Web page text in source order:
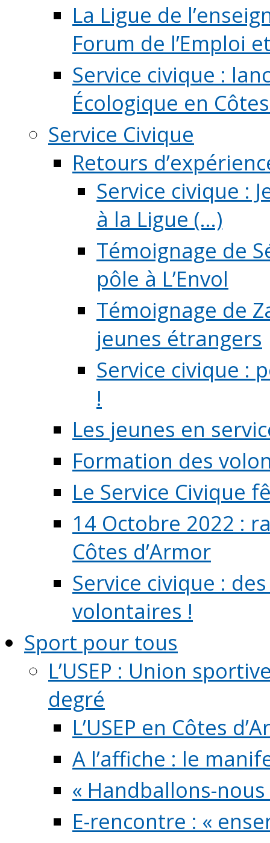
La Ligue de
Forum de l’Emploi
Service civique :
Écologique en
Service Civique
Retours
Service civique :
à la Ligue (...)
Témoignage de
pôle à L’Envol
Témoignage de
jeunes étrangers
Service civique :
!
Les jeunes en
Formation des
Le Service Civique
14 Octobre 2022 :
Côtes d’Armor
Service civique :
volontaires !
Sport pour tous
L’USEP : Union
degré
L’USEP en Côtes
A l’affiche : le
« Handballons-
E-rencontre : «